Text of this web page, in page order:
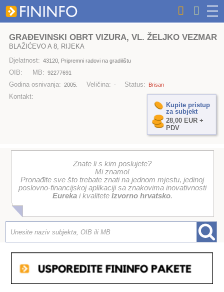
GRAĐEVINSKI OBRT VIZURA, VL. ŽELJKO VEZMAR
BLAŽIĆEVO A 8, RIJEKA
Djelatnost: 43120, Pripremni radovi na gradilištu
OIB: MB: 92277691
Godina osnivanja: 2005. Veličina: - Status: Brisan
Kontakt:
Kupite pristup
za subjekt
28,00 EUR +
PDV
Znate li s kim poslujete?
Mi znamo!
Pronađite sve što trebate znati na jednom mjestu, jedinoj
poslovno-financijskoj aplikaciji sa znakovima inovativnosti
Eurekai kvalitete Izvorno hrvatsko.